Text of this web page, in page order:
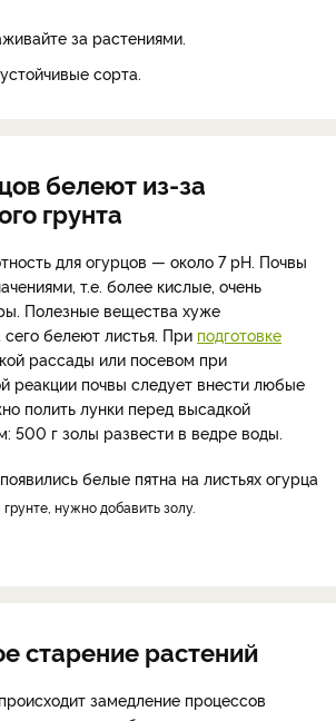
за растениями.
сорта.
белеют из-за
грунта
для огурцов — около 7 рН. Почвы
т.е. более кислые, очень
Полезные вещества хуже
белеют листья. При подготовке
рассады или посевом при
реакции почвы следует внести любые
полить лунки перед высадкой
500 г золы развести в ведре воды.
грунте, нужно добавить золу.
старение растений
замедление процессов